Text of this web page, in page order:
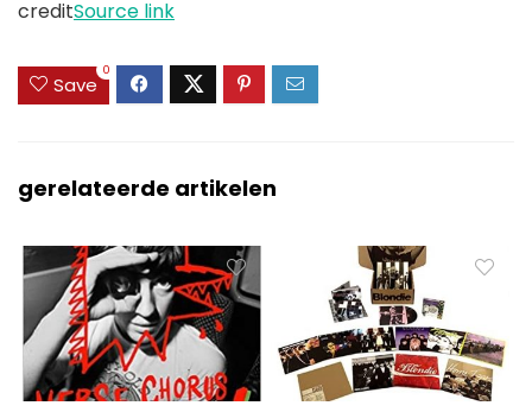
creditSource link
Save
0
gerelateerde artikelen